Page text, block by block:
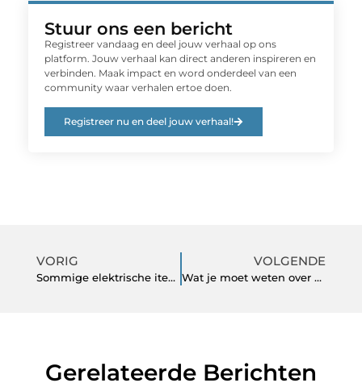
Stuur ons een bericht
Registreer vandaag en deel jouw verhaal op ons
platform. Jouw verhaal kan direct anderen inspireren en
verbinden. Maak impact en word onderdeel van een
community waar verhalen ertoe doen.
Registreer nu en deel jouw verhaal!
VORIG
Sommige elektrische items die u moet overwegen te upgraden bij het renoveren van uw huis
VOLGENDE
Wat je moet weten over duurzaam bouwen
Gerelateerde Berichten